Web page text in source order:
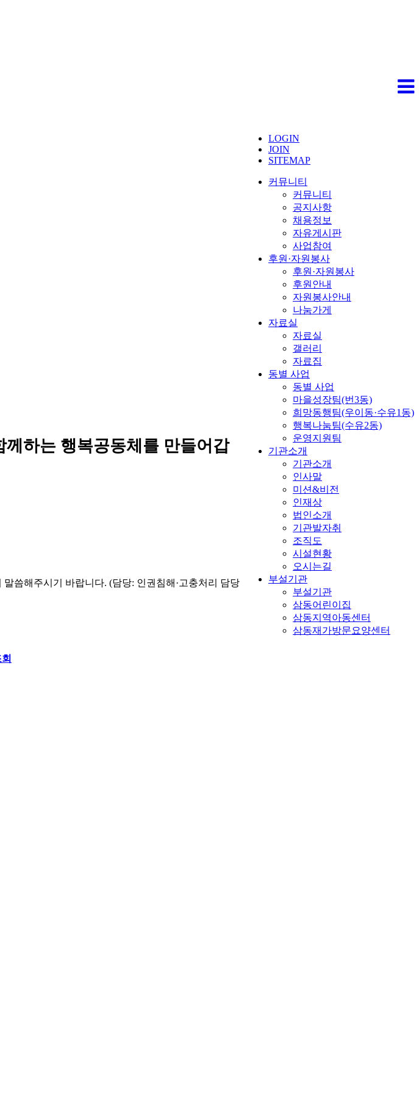
LOGIN
JOIN
SITEMAP
커뮤니티
커뮤니티
공지사항
채용정보
자유게시판
사업참여
후원·자원봉사
후원·자원봉사
후원안내
자원봉사안내
나눔가게
자료실
자료실
갤러리
자료집
동별 사업
동별 사업
마을성장팀(번3동)
희망동행팀(우이동·수유1동)
행복나눔팀(수유2동)
운영지원팀
기관소개
기관소개
인사말
미션&비전
인재상
법인소개
기관발자취
조직도
시설현황
오시는길
부설기관
부설기관
삼동어린이집
삼동지역아동센터
삼동재가방문요양센터
하는 행복공동체를 만들어갑
씀해주시기 바랍니다. (담당: 인권침해·고충처리 담당